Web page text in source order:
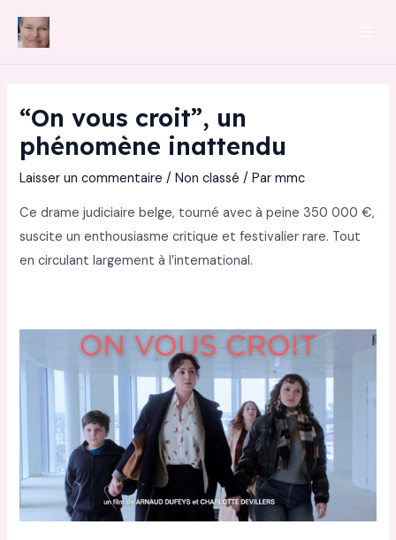
“On vous croit”, un
phénomène inattendu
Laisser un commentaire /Non classé / Parmmc
Ce drame judiciaire belge, tourné avec à peine 350 000 €,
suscite un enthousiasme critique et festivalier rare. Tout
en circulant largement à l’international.